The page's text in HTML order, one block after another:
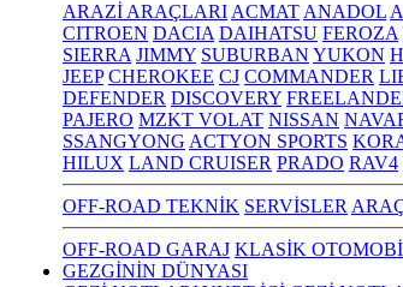
ARAZİ ARAÇLARI ACMAT ANADOL
CITROEN DACIA DAIHATSU FEROZA
SIERRA JIMMY SUBURBAN YUKON
JEEP CHEROKEE CJ COMMANDER
DEFENDER DISCOVERY
PAJERO MZKT VOLAT NISSAN
SSANGYONG ACTYON SPORTS
HILUX LAND CRUISER PRADO RAV4
OFF-ROAD TEKNİK SERVİSLER
OFF-ROAD GARAJ KLASİK
GEZGİNİN DÜNYASI